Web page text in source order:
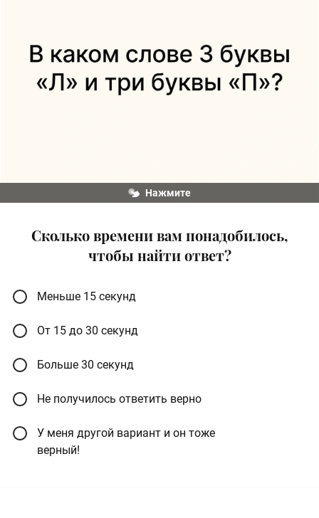
Нажмите
Сколько времени вам понадобилось,
чтобы найти ответ?
Меньше 15 секунд
От 15 до 30 секунд
Больше 30 секунд
Не получилось ответить верно
У меня другой вариант и он тоже
верный!